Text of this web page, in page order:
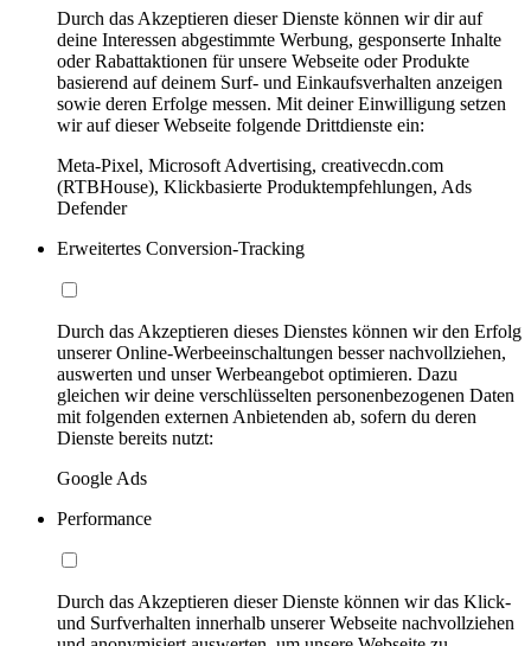
Durch das Akzeptieren dieser Dienste können wir dir auf
deine Interessen abgestimmte Werbung, gesponserte Inhalte
oder Rabattaktionen für unsere Webseite oder Produkte
basierend auf deinem Surf- und Einkaufsverhalten anzeigen
sowie deren Erfolge messen. Mit deiner Einwilligung setzen
wir auf dieser Webseite folgende Drittdienste ein:
Meta-Pixel, Microsoft Advertising, creativecdn.com
(RTBHouse), Klickbasierte Produktempfehlungen, Ads
Defender
Erweitertes Conversion-Tracking
Durch das Akzeptieren dieses Dienstes können wir den Erfolg
unserer Online-Werbeeinschaltungen besser nachvollziehen,
auswerten und unser Werbeangebot optimieren. Dazu
gleichen wir deine verschlüsselten personenbezogenen Daten
mit folgenden externen Anbietenden ab, sofern du deren
Dienste bereits nutzt:
Google Ads
Performance
Durch das Akzeptieren dieser Dienste können wir das Klick-
und Surfverhalten innerhalb unserer Webseite nachvollziehen